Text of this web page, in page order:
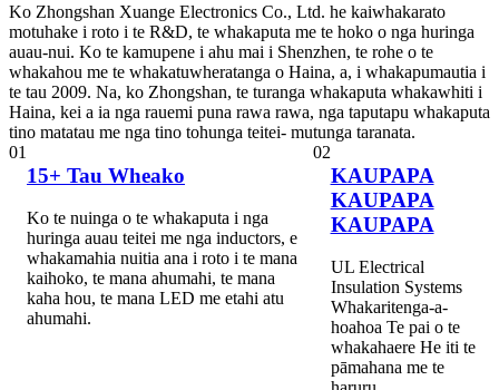
Ko Zhongshan Xuange Electronics Co., Ltd. he kaiwhakarato
motuhake i roto i te R&D, te whakaputa me te hoko o nga huringa
auau-nui. Ko te kamupene i ahu mai i Shenzhen, te rohe o te
whakahou me te whakatuwheratanga o Haina, a, i whakapumautia i
te tau 2009. Na, ko Zhongshan, te turanga whakaputa whakawhiti i
Haina, kei a ia nga rauemi puna rawa rawa, nga taputapu whakaputa
tino matatau me nga tino tohunga teitei- mutunga taranata.
01
15+ Tau Wheako
Ko te nuinga o te whakaputa i nga
huringa auau teitei me nga inductors, e
whakamahia nuitia ana i roto i te mana
kaihoko, te mana ahumahi, te mana
kaha hou, te mana LED me etahi atu
ahumahi.
02
KAUPAPA
KAUPAPA
KAUPAPA
UL Electrical
Insulation Systems
Whakaritenga-a-
hoahoa Te pai o te
whakahaere He iti te
pāmahana me te